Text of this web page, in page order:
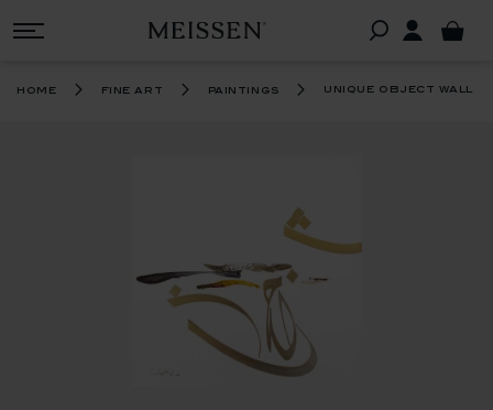
home fine art paintings unique object wall